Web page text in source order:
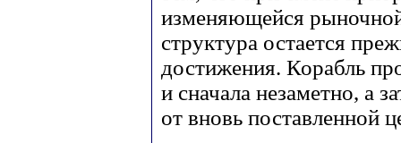
изменяющейся
структура остается
достижения. Корабль
и сначала незаметно, а
от вновь поставленной